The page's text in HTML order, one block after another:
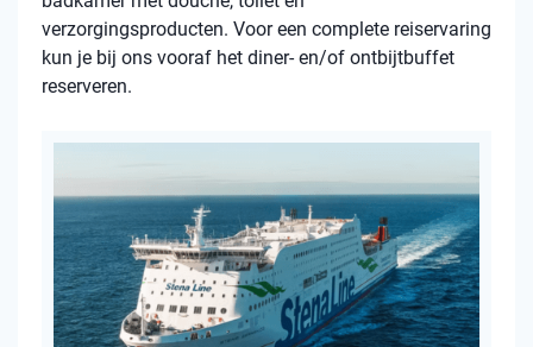
verzorgingsproducten. Voor een complete reiservaring
kun je bij ons vooraf het diner- en/of ontbijtbuffet
reserveren.